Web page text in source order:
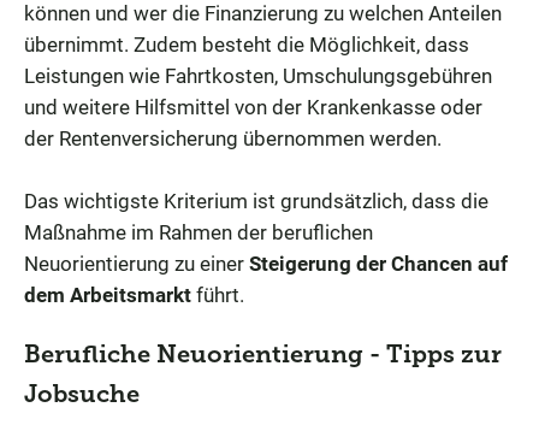
können und wer die Finanzierung zu welchen Anteilen
übernimmt. Zudem besteht die Möglichkeit, dass
Leistungen wie Fahrtkosten, Umschulungsgebühren
und weitere Hilfsmittel von der Krankenkasse oder
der Rentenversicherung übernommen werden.
Das wichtigste Kriterium ist grundsätzlich, dass die
Maßnahme im Rahmen der beruflichen
Neuorientierung zu einer Steigerung der Chancen auf
dem Arbeitsmarkt führt.
Berufliche Neuorientierung - Tipps zur
Jobsuche